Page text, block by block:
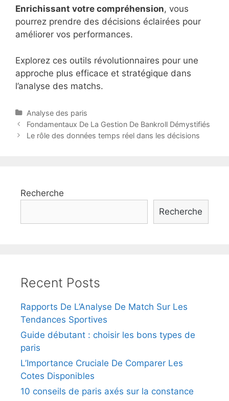
Enrichissant votre compréhension, vous
pourrez prendre des décisions éclairées pour
améliorer vos performances.
Explorez ces outils révolutionnaires pour une
approche plus efficace et stratégique dans
l’analyse des matchs.
Categories
Analyse des paris
Post
navigation
Fondamentaux De La Gestion De Bankroll Démystifiés
Le rôle des données temps réel dans les décisions
Recherche
Recherche
Recent Posts
Rapports De L’Analyse De Match Sur Les
Tendances Sportives
Guide débutant : choisir les bons types de
paris
L’Importance Cruciale De Comparer Les
Cotes Disponibles
10 conseils de paris axés sur la constance